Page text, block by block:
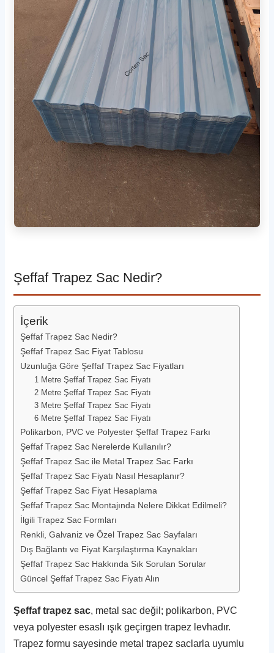
Şeffaf Trapez Sac Nedir?
İçerik
Şeffaf Trapez Sac Nedir?
Şeffaf Trapez Sac Fiyat Tablosu
Uzunluğa Göre Şeffaf Trapez Sac Fiyatları
1 Metre Şeffaf Trapez Sac Fiyatı
2 Metre Şeffaf Trapez Sac Fiyatı
3 Metre Şeffaf Trapez Sac Fiyatı
6 Metre Şeffaf Trapez Sac Fiyatı
Polikarbon, PVC ve Polyester Şeffaf Trapez Farkı
Şeffaf Trapez Sac Nerelerde Kullanılır?
Şeffaf Trapez Sac ile Metal Trapez Sac Farkı
Şeffaf Trapez Sac Fiyatı Nasıl Hesaplanır?
Şeffaf Trapez Sac Fiyat Hesaplama
Şeffaf Trapez Sac Montajında Nelere Dikkat Edilmeli?
İlgili Trapez Sac Formları
Renkli, Galvaniz ve Özel Trapez Sac Sayfaları
Dış Bağlantı ve Fiyat Karşılaştırma Kaynakları
Şeffaf Trapez Sac Hakkında Sık Sorulan Sorular
Güncel Şeffaf Trapez Sac Fiyatı Alın
Şeffaf trapez sac, metal sac değil; polikarbon, PVC
veya polyester esaslı ışık geçirgen trapez levhadır.
Trapez formu sayesinde metal trapez saclarla uyumlu